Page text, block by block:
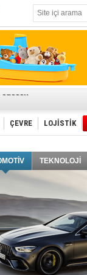
ÇEVRE LOJİSTİK
TEKNOLOJİ